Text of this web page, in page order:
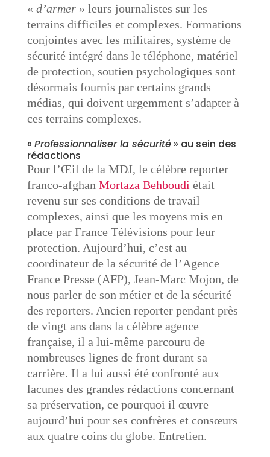
« d’armer » leurs journalistes sur les
terrains difficiles et complexes. Formations
conjointes avec les militaires, système de
sécurité intégré dans le téléphone, matériel
de protection, soutien psychologiques sont
désormais fournis par certains grands
médias, qui doivent urgemment s’adapter à
ces terrains complexes.
« Professionnaliser la sécurité» au sein des
rédactions
Pour l’Œil de la MDJ, le célèbre reporter
franco-afghan Mortaza Behboudi était
revenu sur ses conditions de travail
complexes, ainsi que les moyens mis en
place par France Télévisions pour leur
protection. Aujourd’hui, c’est au
coordinateur de la sécurité de l’Agence
France Presse (AFP), Jean-Marc Mojon, de
nous parler de son métier et de la sécurité
des reporters. Ancien reporter pendant près
de vingt ans dans la célèbre agence
française, il a lui-même parcouru de
nombreuses lignes de front durant sa
carrière. Il a lui aussi été confronté aux
lacunes des grandes rédactions concernant
sa préservation, ce pourquoi il œuvre
aujourd’hui pour ses confrères et consœurs
aux quatre coins du globe. Entretien.